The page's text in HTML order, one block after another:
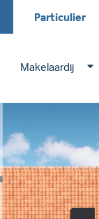
Particulier
Makelaardij